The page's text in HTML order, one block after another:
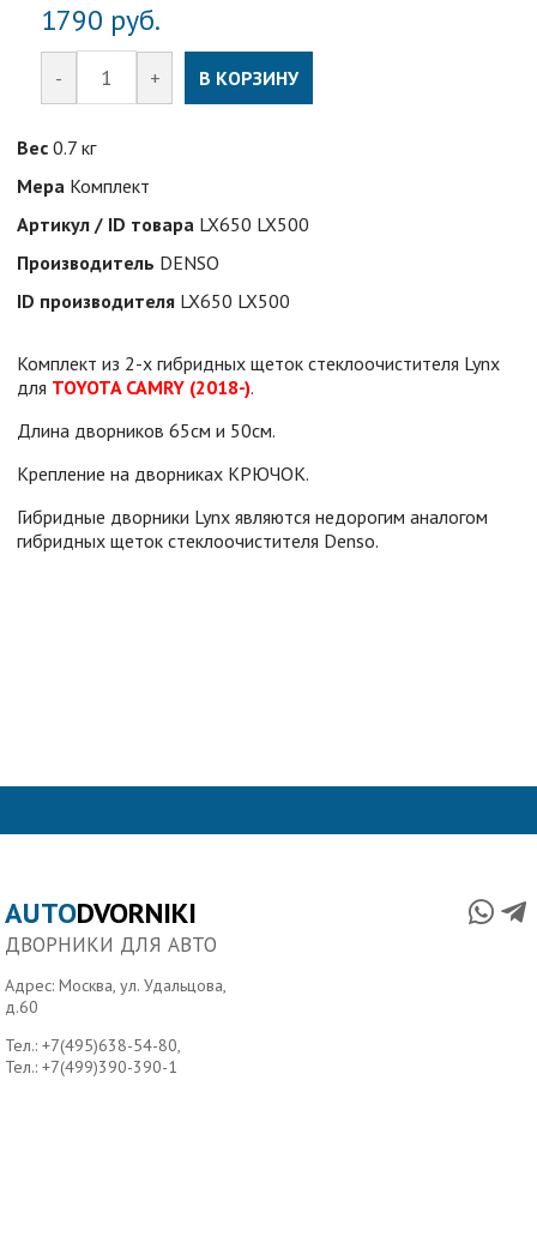
1790 руб.
- + В КОРЗИНУ
Вес 0.7 кг
Мера Комплект
Артикул / ID товара LX650 LX500
Производитель DENSO
ID производителя LX650 LX500
Комплект из 2-х гибридных щеток стеклоочистителя Lynx
для TOYOTA CAMRY (2018-).
Длина дворников 65см и 50см.
Крепление на дворниках КРЮЧОК.
Гибридные дворники Lynx являются недорогим аналогом
гибридных щеток стеклоочистителя Denso.
AUTODVORNIKI
ДВОРНИКИ ДЛЯ АВТО
Адрес: Москва, ул. Удальцова,
д.60
Тел.:+7(495)638-54-80,
Тел.:+7(499)390-390-1